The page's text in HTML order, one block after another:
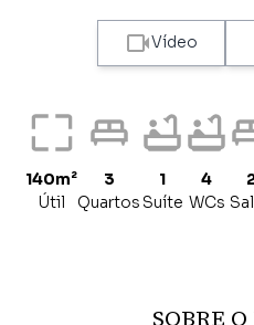
Vídeo
140m²
Útil
3
Quartos
1
Suíte
4
WCs
SOBRE